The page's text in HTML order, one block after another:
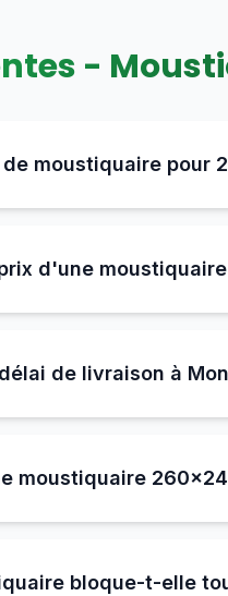
-
moustiquaire pour
d'une
de livraison à
moustiquaire
bloque-t-elle